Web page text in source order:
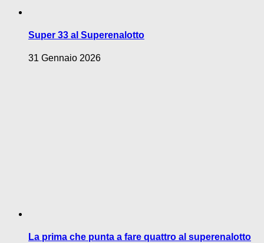
Super 33 al Superenalotto
31 Gennaio 2026
La prima che punta a fare quattro al superenalotto